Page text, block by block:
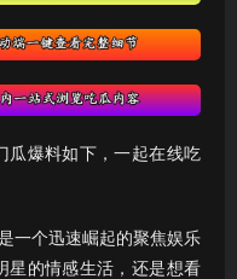
瓜爆料如下，一起在线吃
一个迅速崛起的聚焦娱乐
星的情感生活，还是想看